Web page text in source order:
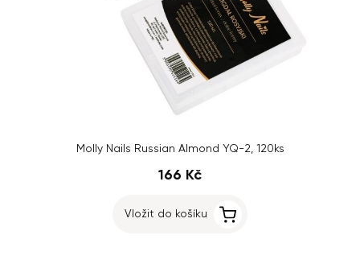
Molly Nails Russian Almond YQ-2, 120ks
166 Kč
Vložit do košíku